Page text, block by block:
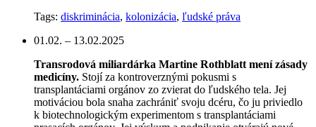
Tags: diskriminácia, kolonizácia, ľudské práva
01.02. – 13.02.2025
Transrodová miliardárka Martine Rothblatt mení zásady
medicíny. Stojí za kontroverznými pokusmi s
transplantáciami orgánov zo zvierat do ľudského tela. Jej
motiváciou bola snaha zachrániť svoju dcéru, čo ju priviedlo
k biotechnologickým experimentom s transplantáciami